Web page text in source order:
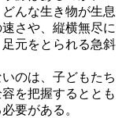
んな生き物が生息
さや、縦横無尽に
元をとられる急斜
のは、子どもたち
を把握するととも
要がある。